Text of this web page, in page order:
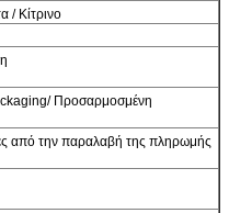
/ Κίτρινο
Προσαρμοσμένη
από την παραλαβή της πληρωμής